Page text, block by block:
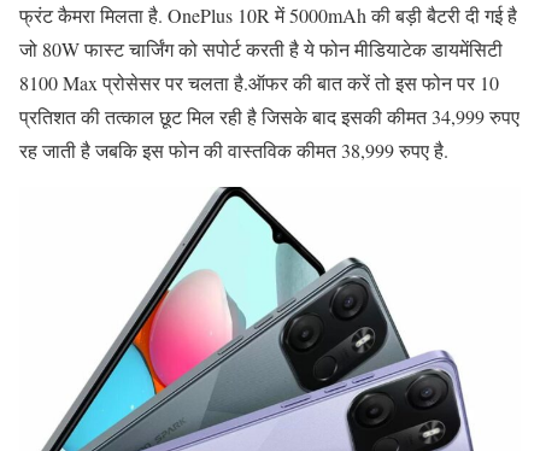
फ्रंट कैमरा मिलता है. OnePlus 10R में 5000mAh की बड़ी बैटरी दी गई है
जो 80W फास्ट चार्जिंग को सपोर्ट करती है ये फोन मीडियाटेक डायमेंसिटी
8100 Max प्रोसेसर पर चलता है.ऑफर की बात करें तो इस फोन पर 10
प्रतिशत की तत्काल छूट मिल रही है जिसके बाद इसकी कीमत 34,999 रुपए
रह जाती है जबकि इस फोन की वास्तविक कीमत 38,999 रुपए है.